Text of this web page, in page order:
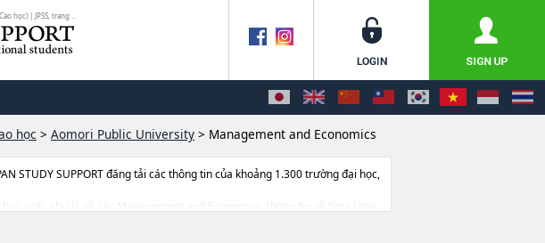
học > Aomori Public University > Management and Economics
STUDY SUPPORT đăng tải các thông tin của khoảng 1.300 trường đại học,
sinh, như là về các Management and Economics, thông tin về từng khoa